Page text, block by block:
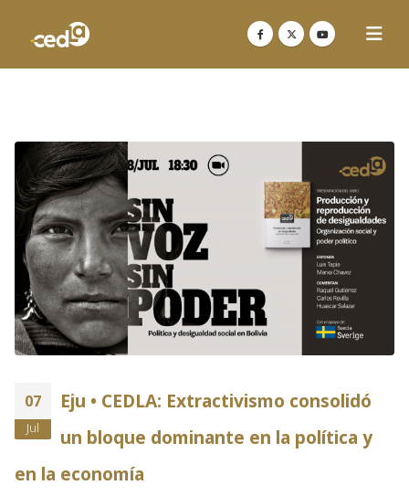
07
Jul
Eju • CEDLA: Extractivismo consolidó
un bloque dominante en la política y
en la economía